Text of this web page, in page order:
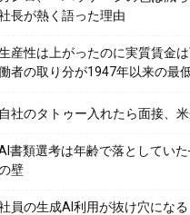
長が熱く語った理由
産性は上がったのに実質賃金
者の取り分が1947年以来の最
社のタトゥー入れたら面接、
書類選考は年齢で落としてい
壁
員の生成AI利用が抜け穴にな